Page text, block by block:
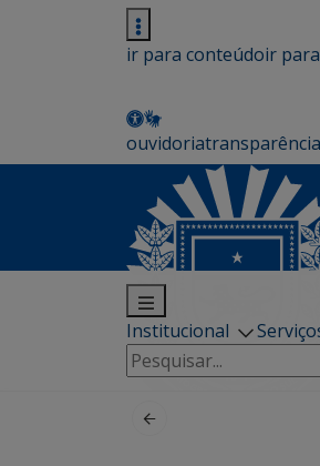
ir para conteúdoir
ouvidoriatransparência
Institucional
Pesquisar
por: